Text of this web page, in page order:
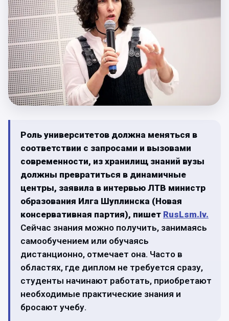
Роль университетов должна меняться в
соответствии с запросами и вызовами
современности, из хранилищ знаний вузы
должны превратиться в динамичные
центры, заявила в интервью ЛТВ министр
образования Илга Шуплинска (Новая
консервативная партия), пишет RusLsm.lv.
Сейчас знания можно получить, занимаясь
самообучением или обучаясь
дистанционно, отмечает она. Часто в
областях, где диплом не требуется сразу,
студенты начинают работать, приобретают
необходимые практические знания и
бросают учебу.